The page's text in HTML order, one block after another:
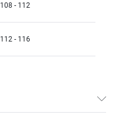
108 - 112
112 - 116